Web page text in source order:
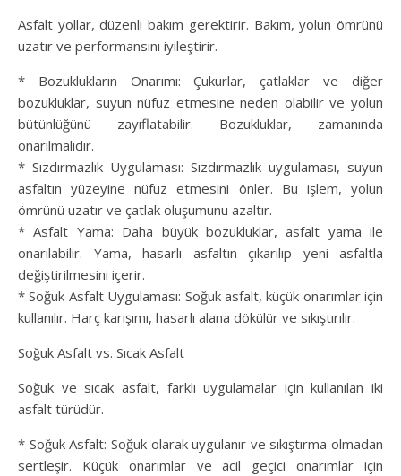
Asfalt yollar, düzenli bakım gerektirir. Bakım, yolun ömrünü
uzatır ve performansını iyileştirir.
* Bozuklukların Onarımı: Çukurlar, çatlaklar ve diğer
bozukluklar, suyun nüfuz etmesine neden olabilir ve yolun
bütünlüğünü zayıflatabilir. Bozukluklar, zamanında
onarılmalıdır.
* Sızdırmazlık Uygulaması: Sızdırmazlık uygulaması, suyun
asfaltın yüzeyine nüfuz etmesini önler. Bu işlem, yolun
ömrünü uzatır ve çatlak oluşumunu azaltır.
* Asfalt Yama: Daha büyük bozukluklar, asfalt yama ile
onarılabilir. Yama, hasarlı asfaltın çıkarılıp yeni asfaltla
değiştirilmesini içerir.
* Soğuk Asfalt Uygulaması: Soğuk asfalt, küçük onarımlar için
kullanılır. Harç karışımı, hasarlı alana dökülür ve sıkıştırılır.
Soğuk Asfalt vs. Sıcak Asfalt
Soğuk ve sıcak asfalt, farklı uygulamalar için kullanılan iki
asfalt türüdür.
* Soğuk Asfalt: Soğuk olarak uygulanır ve sıkıştırma olmadan
sertleşir. Küçük onarımlar ve acil geçici onarımlar için